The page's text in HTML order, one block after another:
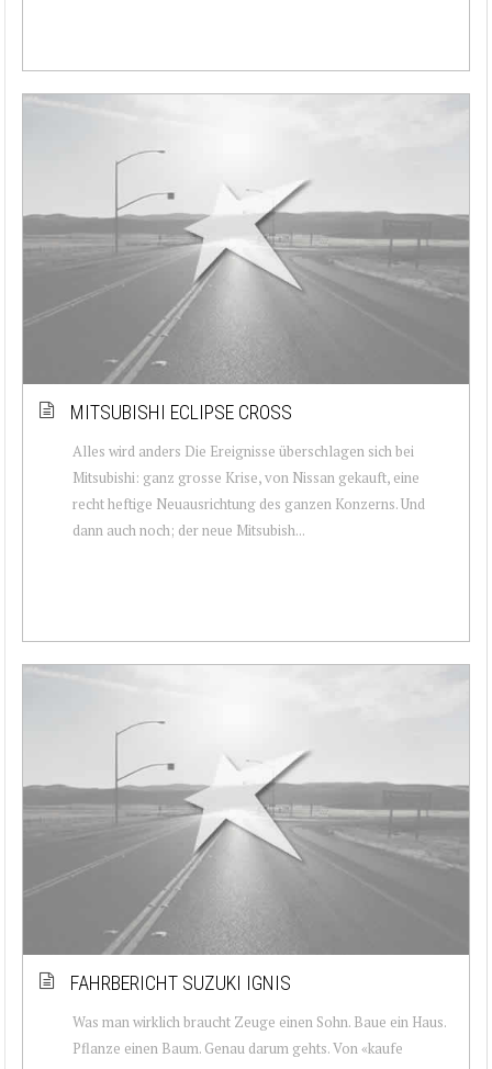
MITSUBISHI ECLIPSE CROSS
Alles wird anders Die Ereignisse überschlagen sich bei
Mitsubishi: ganz grosse Krise, von Nissan gekauft, eine
recht heftige Neuausrichtung des ganzen Konzerns. Und
dann auch noch; der neue Mitsubish...
FAHRBERICHT SUZUKI IGNIS
Was man wirklich braucht Zeuge einen Sohn. Baue ein Haus.
Pflanze einen Baum. Genau darum gehts. Von «kaufe